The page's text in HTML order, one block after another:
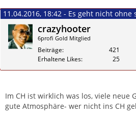
11.04.2016, 18:42 - Es geht nicht ohne
crazyhooter
6profi Gold Mitglied
Beiträge
421
Erhaltene Likes
25
Im CH ist wirklich was los, viele neue
gute Atmosphäre- wer nicht ins CH